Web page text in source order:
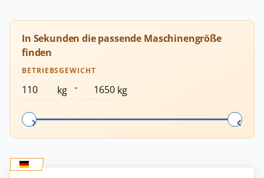
In Sekunden die passende Maschinengröße
finden
BETRIEBSGEWICHT
kg - kg